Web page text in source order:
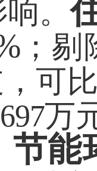
响。
；剔
可
万
节能